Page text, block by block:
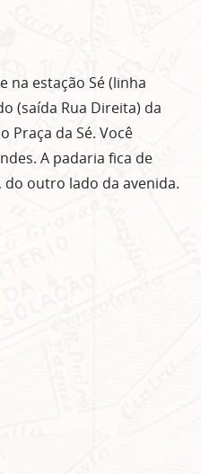
na estação Sé (linha
(saída Rua Direita) da
Praça da Sé. Você
A padaria fica de
do outro lado da avenida.